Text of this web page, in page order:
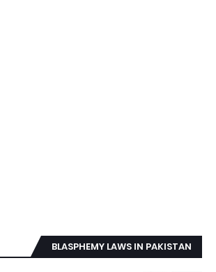
BLASPHEMY LAWS IN PAKISTAN